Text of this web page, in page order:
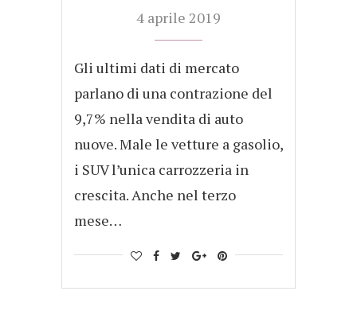
4 aprile 2019
Gli ultimi dati di mercato
parlano di una contrazione del
9,7% nella vendita di auto
nuove. Male le vetture a gasolio,
i SUV l’unica carrozzeria in
crescita. Anche nel terzo
mese…